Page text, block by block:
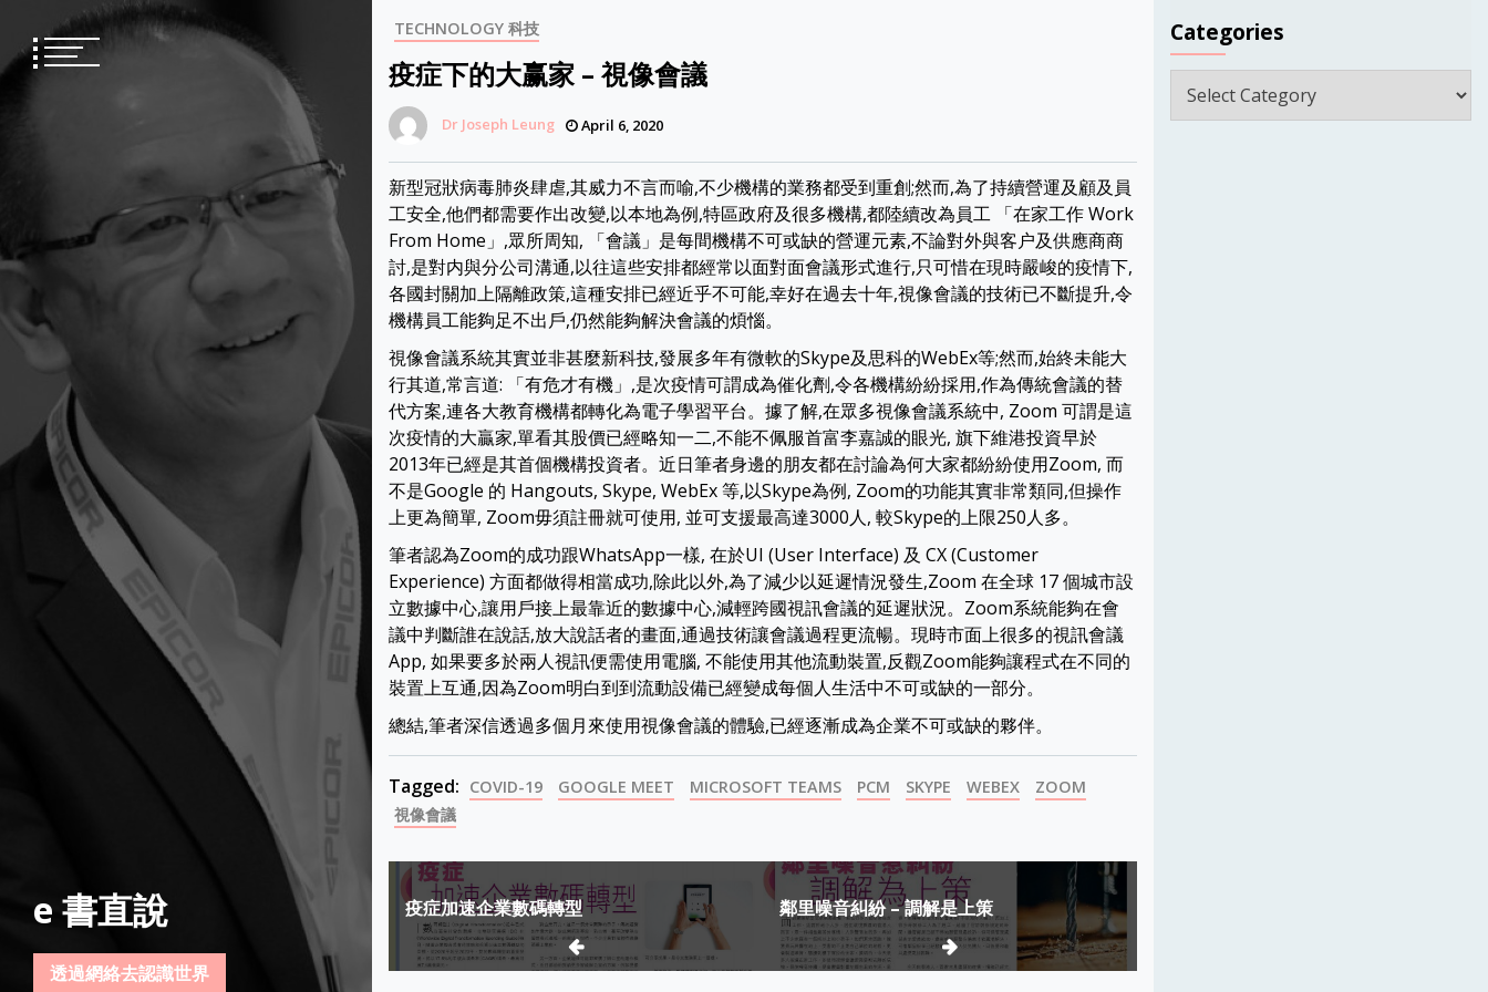
content
e 書直說
透過網絡去認識世界
TECHNOLOGY 科技
疫症下的大赢家 – 視像會議
Dr Joseph Leung April 6, 2020
新型冠狀病毒肺炎肆虐,其威力不言而喻,不少機構的業務都受到重創;然而,為了持續營運及顧及員
工安全,他們都需要作出改變,以本地為例,特區政府及很多機構,都陸續改為員工 「在家工作 Work
From Home」,眾所周知, 「會議」是每間機構不可或缺的營運元素,不論對外與客户及供應商商
討,是對内與分公司溝通,以往這些安排都經常以面對面會議形式進行,只可惜在現時嚴峻的疫情下,
各國封關加上隔離政策,這種安排已經近乎不可能,幸好在過去十年,視像會議的技術已不斷提升,令
機構員工能夠足不出戶,仍然能夠解決會議的煩惱。
視像會議系統其實並非甚麼新科技,發展多年有微軟的Skype及思科的WebEx等;然而,始終未能大
行其道,常言道: 「有危才有機」,是次疫情可謂成為催化劑,令各機構紛紛採用,作為傳統會議的替
代方案,連各大教育機構都轉化為電子學習平台。據了解,在眾多視像會議系統中, Zoom 可謂是這
次疫情的大贏家,單看其股價已經略知一二,不能不佩服首富李嘉誠的眼光, 旗下維港投資早於
2013年已經是其首個機構投資者。近日筆者身邊的朋友都在討論為何大家都紛紛使用Zoom, 而
不是Google 的 Hangouts, Skype, WebEx 等,以Skype為例, Zoom的功能其實非常類同,但操作
上更為簡單, Zoom毋須註冊就可使用, 並可支援最高達3000人, 較Skype的上限250人多。
筆者認為Zoom的成功跟WhatsApp一樣, 在於UI (User Interface) 及 CX (Customer
Experience) 方面都做得相當成功,除此以外,為了減少以延遲情況發生,Zoom 在全球 17 個城市設
立數據中心,讓用戶接上最靠近的數據中心,減輕跨國視訊會議的延遲狀況。Zoom系統能夠在會
議中判斷誰在說話,放大說話者的畫面,通過技術讓會議過程更流暢。現時市面上很多的視訊會議
App, 如果要多於兩人視訊便需使用電腦, 不能使用其他流動裝置,反觀Zoom能夠讓程式在不同的
裝置上互通,因為Zoom明白到到流動設備已經變成每個人生活中不可或缺的一部分。
總結,筆者深信透過多個月來使用視像會議的體驗,已經逐漸成為企業不可或缺的夥伴。
Tagged: COVID-19 GOOGLE MEET MICROSOFT TEAMS PCM SKYPE WEBEX
ZOOM
視像會議
Post
navigation
疫症加速企業數碼轉型 鄰里噪音糾紛 – 調解是上策
Categories
Categories